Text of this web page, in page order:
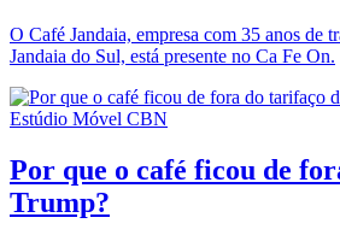
O Café Jandaia, empresa com 35 anos de
Jandaia do Sul, está presente no Ca Fe On.
Estúdio Móvel CBN
Por que o café ficou de
Trump?